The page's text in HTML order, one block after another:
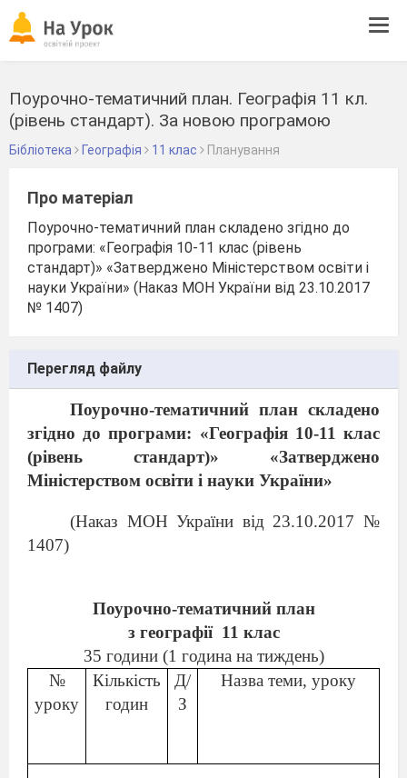
Поурочно-тематичний план. Географія 11 кл.
(рівень стандарт). За новою програмою
Бібліотека Географія 11 клас Планування
Про матеріал
Поурочно-тематичний план складено згідно до
програми: «Географія 10-11 клас (рівень
стандарт)» «Затверджено Міністерством освіти і
науки України» (Наказ МОН України від 23.10.2017
№ 1407)
Перегляд файлу
Поурочно-тематичний план складено
згідно до програми: «Географія 10-11 клас
(рівень стандарт)» «Затверджено
Міністерством освіти і науки України»
(Наказ МОН України від 23.10.2017 №
1407)
Поурочно-тематичний план
з географії 11 клас
35 години(1 година на тиждень)
№
уроку
Кількість
годин
Д/
З
Назва теми, уроку